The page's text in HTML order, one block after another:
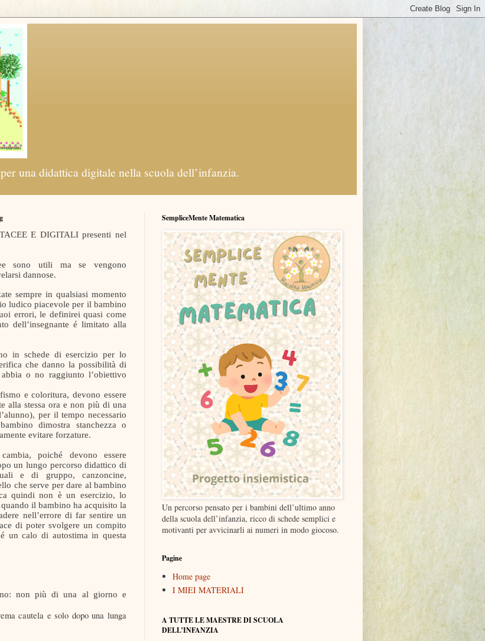
una didattica digitale nella scuola dell’infanzia.
E DIGITALI presenti nel
sono utili ma se vengono
dannose.
sempre in qualsiasi momento
ludico piacevole per il bambino
errori, le definirei quasi come
dell’insegnante é limitato alla
in schede di esercizio per lo
che danno la possibilità di
o no raggiunto l’obiettivo
e coloritura, devono essere
alla stessa ora e non più di una
per il tempo necessario
dimostra stanchezza o
evitare forzature.
poiché devono essere
un lungo percorso didattico di
e di gruppo, canzoncine,
che serve per dare al bambino
quindi non è un esercizio, lo
il bambino ha acquisito la
nell’errore di far sentire un
di poter svolgere un compito
un calo di autostima in questa
non più di una al giorno e
cautela e solo dopo una lunga
SempliceMente Matematica
Un percorso pensato per i bambini dell’ultimo anno
della scuola dell’infanzia, ricco di schede semplici e
motivanti per avvicinarli ai numeri in modo giocoso.
Pagine
Home page
I MIEI MATERIALI
A TUTTE LE MAESTRE DI SCUOLA
DELL’INFANZIA